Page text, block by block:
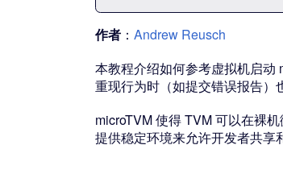
作者 ： Andrew Reusch
本教程介绍如何参考虚拟机启动
重现行为时（如提交错误报告）
microTVM 使得 TVM 可以在裸
提供稳定环境来允许开发者共享